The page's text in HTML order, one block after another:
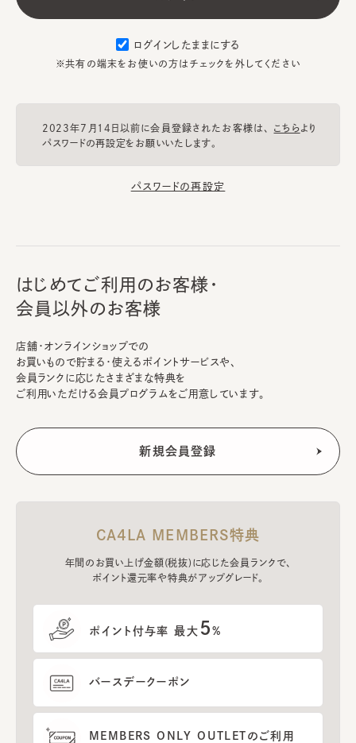
ログインしたままにする
※共有の端末をお使いの方はチェックを外してください
2023年7月14日以前に会員登録されたお客様は、 こちらより
パスワードの再設定をお願いいたします。
パスワードの再設定
はじめてご利用のお客様・
会員以外のお客様
店舗・オンラインショップでの
お買いもので貯まる・使えるポイントサービスや、
会員ランクに応じたさまざまな特典を
ご利用いただける会員プログラムをご用意しています。
CA4LA MEMBERS特典
年間のお買い上げ金額(税抜)に応じた会員ランクで、
ポイント還元率や特典がアップグレード。
ポイント付与率 最大 5%
バースデークーポン
MEMBERS ONLY OUTLETのご利用